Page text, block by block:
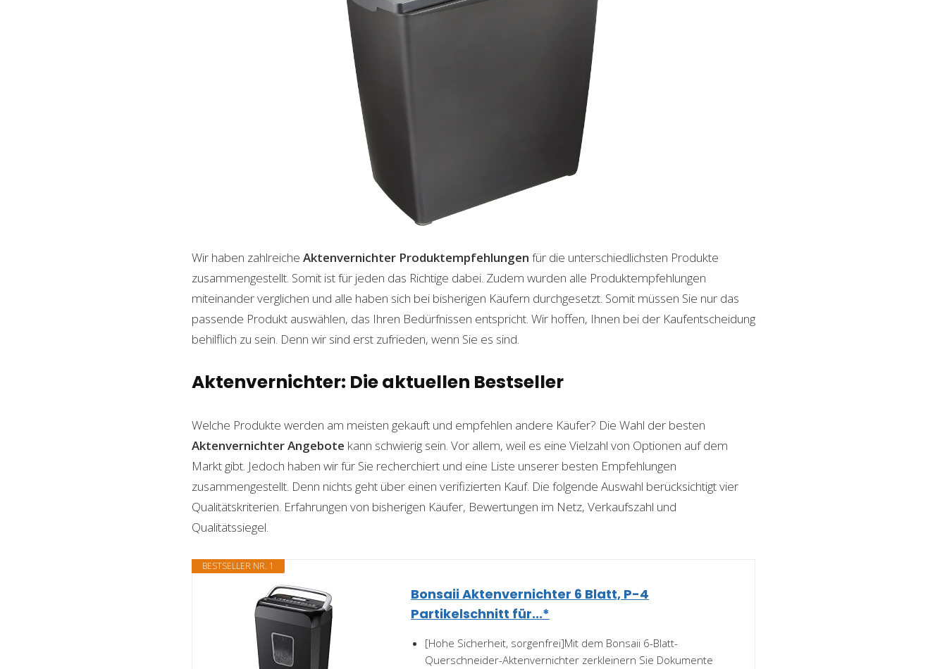
Wir haben zahlreiche Aktenvernichter Produktempfehlungen für die unterschiedlichsten Produkte
zusammengestellt. Somit ist für jeden das Richtige dabei. Zudem wurden alle Produktempfehlungen
miteinander verglichen und alle haben sich bei bisherigen Käufern durchgesetzt. Somit müssen Sie nur das
passende Produkt auswählen, das Ihren Bedürfnissen entspricht. Wir hoffen, Ihnen bei der Kaufentscheidung
behilflich zu sein. Denn wir sind erst zufrieden, wenn Sie es sind.
Aktenvernichter: Die aktuellen Bestseller
Welche Produkte werden am meisten gekauft und empfehlen andere Käufer? Die Wahl der besten
AktenvernichterAngebote kann schwierig sein. Vor allem, weil es eine Vielzahl von Optionen auf dem
Markt gibt. Jedoch haben wir für Sie recherchiert und eine Liste unserer besten Empfehlungen
zusammengestellt. Denn nichts geht über einen verifizierten Kauf. Die folgende Auswahl berücksichtigt vier
Qualitätskriterien. Erfahrungen von bisherigen Käufer, Bewertungen im Netz, Verkaufszahl und
Qualitätssiegel.
BESTSELLER NR. 1
Bonsaii Aktenvernichter 6 Blatt, P-4
Partikelschnitt für...*
[Hohe Sicherheit, sorgenfrei]Mit dem Bonsaii 6-Blatt-
Querschneider-Aktenvernichter zerkleinern Sie Dokumente